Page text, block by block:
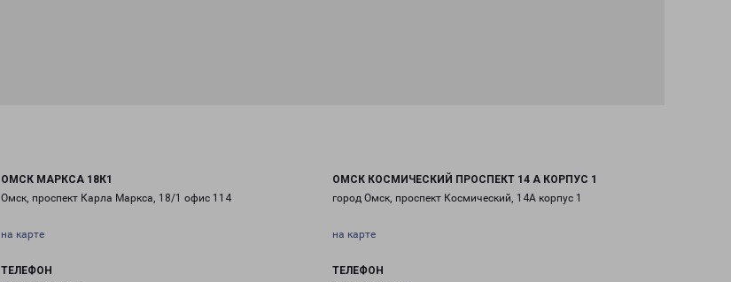
ОМСК МАРКСА 18К1
Омск, проспект Карла Маркса, 18/1 офис 114
на карте
ТЕЛЕФОН
ОМСК КОСМИЧЕСКИЙ ПРОСПЕКТ 14 А КОРПУС 1
город Омск, проспект Космический, 14А корпус 1
на карте
ТЕЛЕФОН